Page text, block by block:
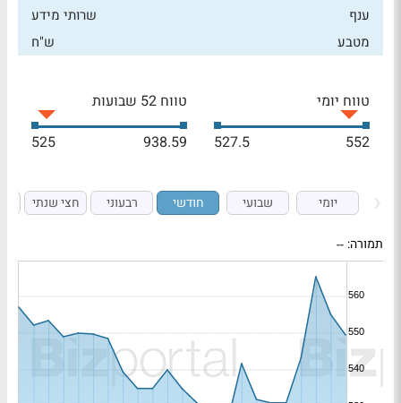
ענף
שרותי מידע
מטבע
ש"ח
טווח יומי
552
527.5
טווח 52 שבועות
938.59
525
יומי שבועי חודשי רבעוני חצי שנתי
תמורה: --